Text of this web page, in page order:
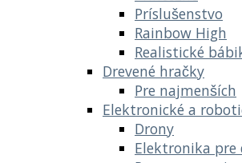
Príslušenstvo
Rainbow High
Realistické
Drevené hračky
Pre najmenších
Elektronické a
Drony
Elektronika pre